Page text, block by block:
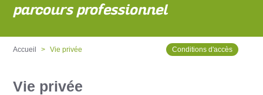
parcours professionnel
Accueil Vie privée Conditions d'accès
Vie privée